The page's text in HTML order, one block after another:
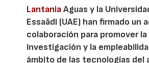
LantaniaAguas y la
Essaâdi (UAE) han firmado un
colaboración para promover
investigación y la
ámbito de las tecnologías del